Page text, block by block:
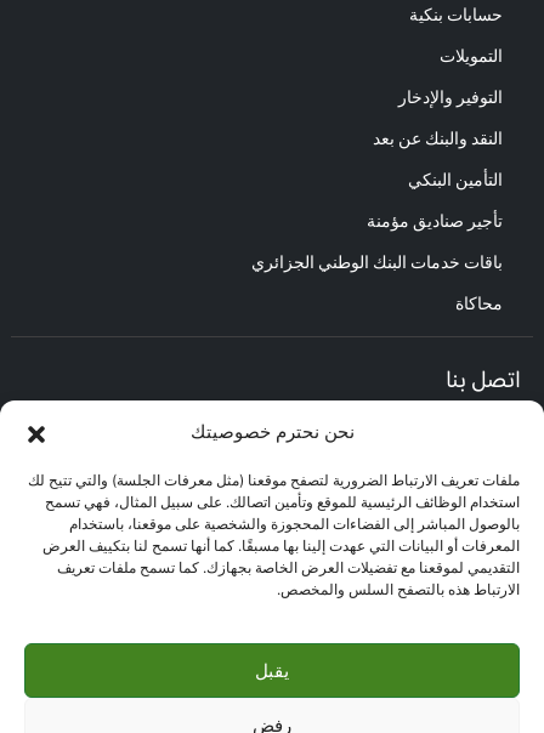
نحن نحترم خصوصيتك
ملفات تعريف الارتباط الضرورية لتصفح موقعنا (مثل معرفات الجلسة) والتي تتيح لك
استخدام الوظائف الرئيسية للموقع وتأمين اتصالك. على سبيل المثال، فهي تسمح
بالوصول المباشر إلى الفضاءات المحجوزة والشخصية على موقعنا، باستخدام
المعرفات أو البيانات التي عهدت إلينا بها مسبقًا. كما أنها تسمح لنا بتكييف العرض
التقديمي لموقعنا مع تفضيلات العرض الخاصة بجهازك. كما تسمح ملفات تعريف
الارتباط هذه بالتصفح السلس والمخصص.
يقبل
رفض
حسابات بنكية
التمويلات
التوفير والإدخار
النقد والبنك عن بعد
التأمين البنكي
تأجير صناديق مؤمنة
باقات خدمات البنك الوطني الجزائري
محاكاة
اتصل بنا
مركز العلاقات مع الزبائن :
البريد الإلكتروني : CEC@bna.dz
العنوان : حي الأعمال باب الزوار.
الهاتف: 3306/0770.20.33.06
مركز الاتصال :3306